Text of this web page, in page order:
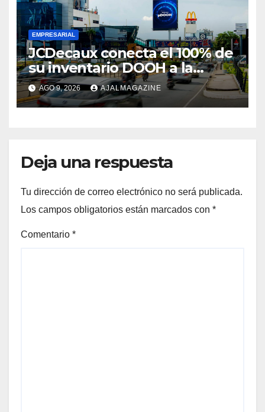
EMPRESARIAL
JCDecaux conecta el 100% de
su inventario DOOH a la
compra programática en 9
mercados de Latinoamérica
AGO 9, 2026 AJALMAGAZINE
Deja una respuesta
Tu dirección de correo electrónico no será publicada.
Los campos obligatorios están marcados con *
Comentario *